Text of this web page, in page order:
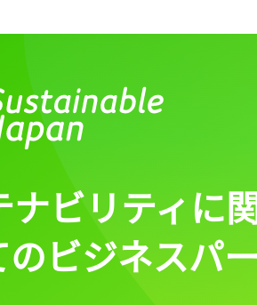
ナビリティに
のビジネスパ